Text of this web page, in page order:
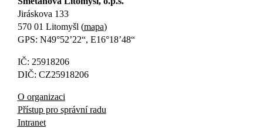
Jiráskova 133
570 01 Litomyšl (mapa)
GPS: N49°52’22“, E16°18’48“
IČ: 25918206
DIČ: CZ25918206
O organizaci
Přístup pro správní radu
Intranet